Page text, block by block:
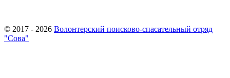
© 2017 - 2026 Волонтерский поисково-спасательный отряд
"Сова"